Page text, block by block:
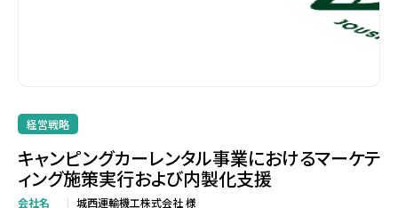
経営戦略
キャンピングカーレンタル事業におけるマーケテ
ィング施策実行および内製化支援
会社名 城西運輸機工株式会社 様